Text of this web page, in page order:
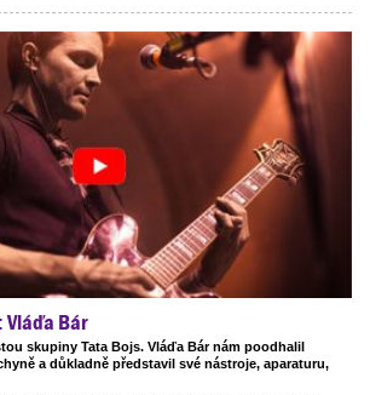
Vláďa Bár
skupiny Tata Bojs. Vláďa Bár nám poodhalil
a důkladně představil své nástroje, aparaturu,